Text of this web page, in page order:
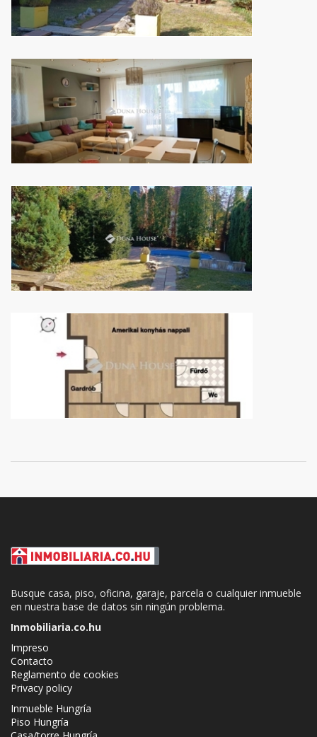
Busque casa, piso, oficina, garaje, parcela o cualquier inmueble
en nuestra base de datos sin ningún problema.
Inmobiliaria.co.hu
Impreso
Contacto
Reglamento de cookies
Privacy policy
Inmueble Hungría
Piso Hungría